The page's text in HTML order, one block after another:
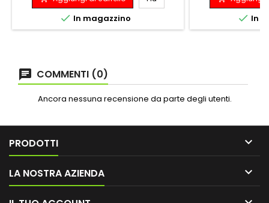
 In magazzino  In
COMMENTI (0)
Ancora nessuna recensione da parte degli utenti.
PRODOTTI 
LA NOSTRA AZIENDA 